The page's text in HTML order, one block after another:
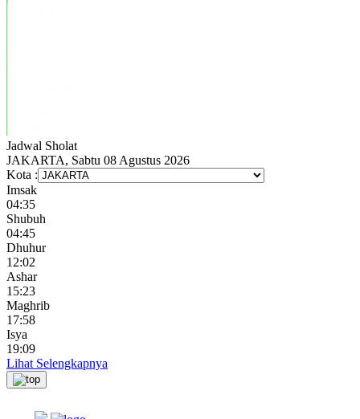
Jadwal Sholat
JAKARTA, Sabtu 08 Agustus 2026
Kota :
Imsak
04:35
Shubuh
04:45
Dhuhur
12:02
Ashar
15:23
Maghrib
17:58
Isya
19:09
Lihat Selengkapnya